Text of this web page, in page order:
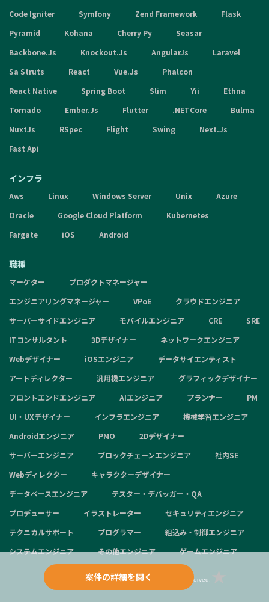
案件の詳細を聞く
Code Igniter
Symfony Zend Framework
Flask
Pyramid
Kohana Cherry Py
Seasar
Backbone.Js
Knockout.Js AngularJs
Laravel
Sa Struts
React Vue.Js
Phalcon
React Native
Spring Boot Slim Yii
Ethna
Tornado
Ember.Js Flutter .NETCore
Bulma
NuxtJs
RSpec Flight Swing
Next.Js
Fast Api
インフラ
Aws Linux Windows Server Unix
Azure
Oracle
Google Cloud Platform
Kubernetes
Fargate
iOS Android
職種
マーケター
プロダクトマネージャー
エンジニアリングマネージャー
VPoE
クラウドエンジニア
サーバーサイドエンジニア
モバイルエンジニア CRE
SRE
ITコンサルタント
3Dデザイナー
ネットワークエンジニア
Webデザイナー
iOSエンジニア
データサイエンティスト
アートディレクター
汎用機エンジニア
グラフィックデザイナー
フロントエンドエンジニア
AIエンジニア プランナー
PM
UI・UXデザイナー
インフラエンジニア
機械学習エンジニア
Androidエンジニア
PMO
2Dデザイナー
サーバーエンジニア
ブロックチェーンエンジニア
社内SE
Webディレクター
キャラクターデザイナー
データベースエンジニア
テスター・デバッガー・QA
プロデューサー
イラストレーター
セキュリティエンジニア
テクニカルサポート
プログラマー
組込み・制御エンジニア
システムエンジニア
その他エンジニア ゲームエンジニア
Copyright © 2024 aggregation inc. All Rights Reserved.